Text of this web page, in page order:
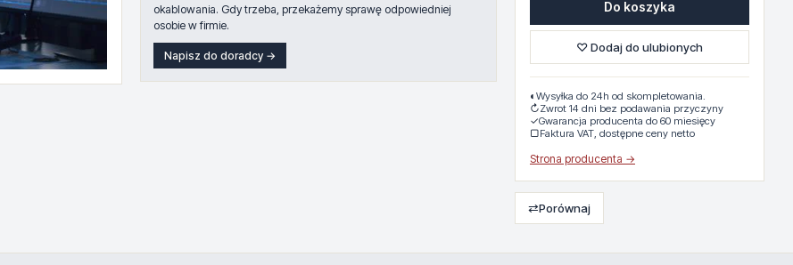
okablowania. Gdy trzeba, przekażemy sprawę odpowiedniej
osobie w firmie.
Napisz do doradcy →
Do koszyka
♡ Dodaj do ulubionych
◐ Wysyłka do 24h od skompletowania.
↻Zwrot 14 dni bez podawania przyczyny
✓Gwarancja producenta do 60 miesięcy
▢Faktura VAT, dostępne ceny netto
Strona producenta →
⇄Porównaj